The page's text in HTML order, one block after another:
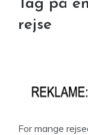
Tag på
rejse
For mange